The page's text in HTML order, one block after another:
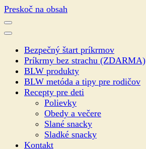
Preskoč na obsah
Bezpečný štart príkrmov
Príkrmy bez strachu (ZDARMA)
BLW produkty
BLW metóda a tipy pre rodičov
Recepty pre deti
Polievky
Obedy a večere
Slané snacky
Sladké snacky
Kontakt